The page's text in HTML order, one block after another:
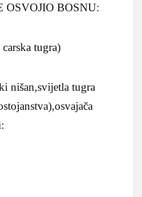
BOSNU:
tugra)
nišan,svijetla tugra